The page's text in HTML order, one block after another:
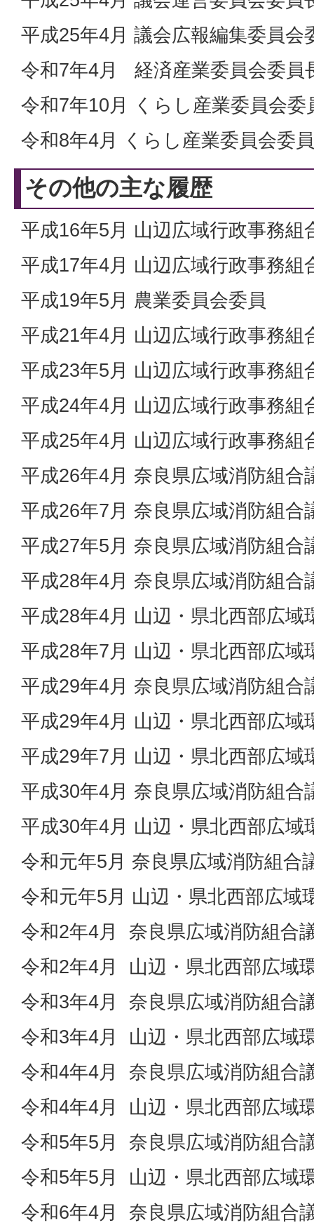
平成25年4月 議会広報編集委員会
令和7年4月 経済産業委員会委員
令和7年10月 くらし産業委員会委
令和8年4月 くらし産業委員会委
その他の主な履歴
平成16年5月 山辺広域行政事務組
平成17年4月 山辺広域行政事務組
平成19年5月 農業委員会委員
平成21年4月 山辺広域行政事務組
平成23年5月 山辺広域行政事務組
平成24年4月 山辺広域行政事務組
平成25年4月 山辺広域行政事務組
平成26年4月 奈良県広域消防組合
平成26年7月 奈良県広域消防組合
平成27年5月 奈良県広域消防組合
平成28年4月 奈良県広域消防組合
平成28年4月 山辺・県北西部広域
平成28年7月 山辺・県北西部広域
平成29年4月 奈良県広域消防組合
平成29年4月 山辺・県北西部広域
平成29年7月 山辺・県北西部広域
平成30年4月 奈良県広域消防組合
平成30年4月 山辺・県北西部広域
令和元年5月 奈良県広域消防組合
令和元年5月 山辺・県北西部広域
令和2年4月 奈良県広域消防組合
令和2年4月 山辺・県北西部広域
令和3年4月 奈良県広域消防組合
令和3年4月 山辺・県北西部広域
令和4年4月 奈良県広域消防組合
令和4年4月 山辺・県北西部広域
令和5年5月 奈良県広域消防組合
令和5年5月 山辺・県北西部広域
令和6年4月 奈良県広域消防組合